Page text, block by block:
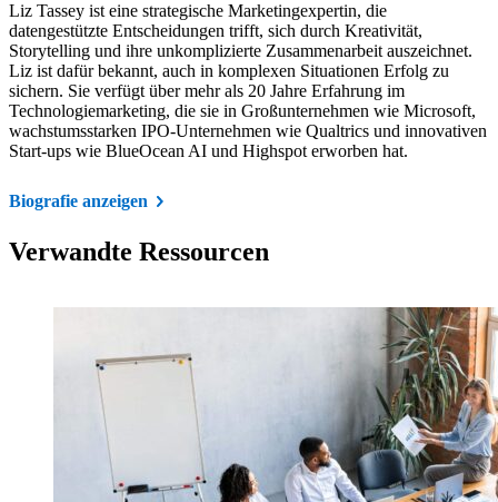
Liz Tassey ist eine strategische Marketingexpertin, die
datengestützte Entscheidungen trifft, sich durch Kreativität,
Storytelling und ihre unkomplizierte Zusammenarbeit auszeichnet.
Liz ist dafür bekannt, auch in komplexen Situationen Erfolg zu
sichern. Sie verfügt über mehr als 20 Jahre Erfahrung im
Technologiemarketing, die sie in Großunternehmen wie Microsoft,
wachstumsstarken IPO-Unternehmen wie Qualtrics und innovativen
Start-ups wie BlueOcean AI und Highspot erworben hat.
Biografie anzeigen
Verwandte Ressourcen